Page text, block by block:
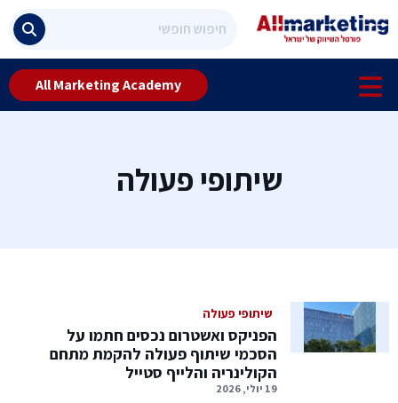
All Marketing Academy
שיתופי פעולה
שיתופי פעולה
הפניקס ואשטרום נכסים חתמו על
הסכמי שיתוף פעולה להקמת מתחם
הקולינריה והלייף סטייל
19 יולי, 2026